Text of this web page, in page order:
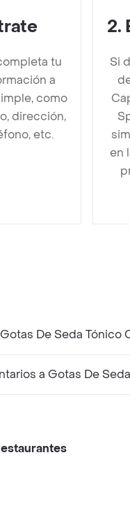
tu
a
como
dirección,
etc.
2.
Si
en
De Seda
a Gotas De